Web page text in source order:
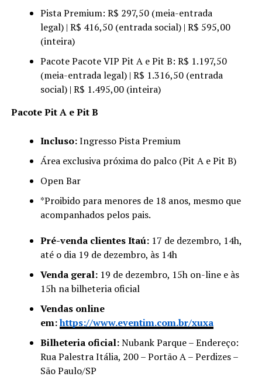
Pista Premium: R$ 297,50 (meia-entrada
legal) | R$ 416,50 (entrada social) | R$ 595,00
(inteira)
Pacote Pacote VIP Pit A e Pit B: R$ 1.197,50
(meia-entrada legal) | R$ 1.316,50 (entrada
social) | R$ 1.495,00 (inteira)
Pacote Pit A e Pit B
Incluso:Ingresso Pista Premium
Área exclusiva próxima do palco (Pit A e Pit B)
Open Bar
*Proibido para menores de 18 anos, mesmo que
acompanhados pelos pais.
Pré-venda clientes Itaú: 17 de dezembro, 14h,
até o dia 19 de dezembro, às 14h
Venda geral: 19 de dezembro, 15h on-line e às
15h na bilheteria oficial
Vendas online
em:https://www.eventim.com.br/xuxa
Bilheteria oficial:Nubank Parque – Endereço:
Rua Palestra Itália, 200 – Portão A – Perdizes –
São Paulo/SP